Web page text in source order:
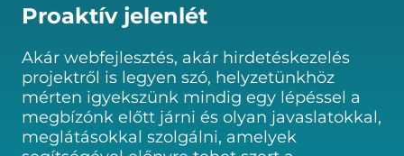
Proaktív jelenlét
Akár webfejlesztés, akár hirdetéskezelés
projektről is legyen szó, helyzetünkhöz
mérten igyekszünk mindig egy lépéssel a
megbízónk előtt járni és olyan javaslatokkal,
meglátásokkal szolgálni, amelyek